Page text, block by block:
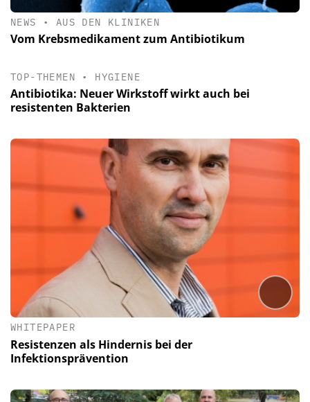
NEWS • AUS DEN KLINIKEN
Vom Krebsmedikament zum Antibiotikum
TOP-THEMEN • HYGIENE
Antibiotika: Neuer Wirkstoff wirkt auch bei
resistenten Bakterien
WHITEPAPER
Resistenzen als Hindernis bei der
Infektionsprävention